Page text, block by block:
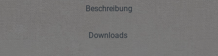
Beschreibung
Downloads